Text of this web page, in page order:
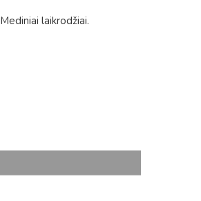
Mediniai laikrodžiai.